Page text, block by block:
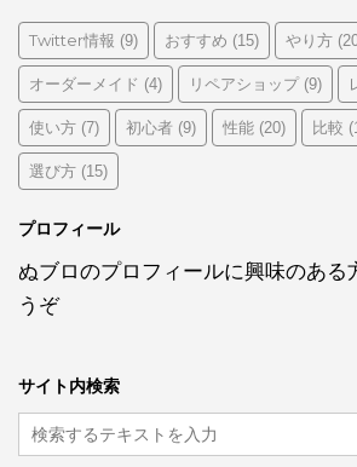
Twitter情報 (9) おすすめ (15) やり方
オーダーメイド (4) リペアショップ(9)
使い方 (7) 初心者 (9) 性能 (20) 比較
選び方 (15)
プロフィール
ぬブロのプロフィールに興味のある
うぞ
サイト内検索